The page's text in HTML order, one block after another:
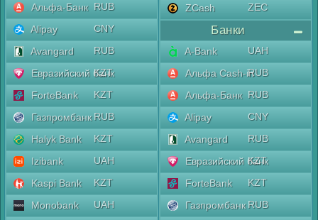
Альфа-Банк RUB
Alipay
CNY
Avangard
RUB
Евразийский банк
KZT
ForteBank
KZT
Газпромбанк RUB
Halyk Bank
KZT
Izibank
UAH
Kaspi Bank
KZT
Monobank
UAH
ZCash
ZEC
Банки
A-Bank
UAH
Альфа Cash-inRUB
Альфа-Банк RUB
Alipay
CNY
Avangard
RUB
Евразийский банк
KZT
ForteBank
KZT
Газпромбанк RUB